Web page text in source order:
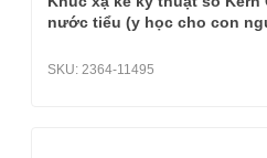
nước tiểu (y học cho con
SKU: 2364-11495